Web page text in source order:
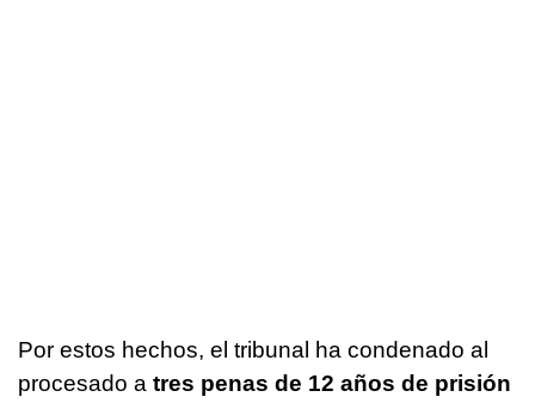
Por estos hechos, el tribunal ha condenado al
procesado a tres penas de 12 años de prisión